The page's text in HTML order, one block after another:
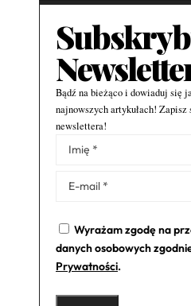
Bądź na bieżąco i dowiaduj się
najnowszych artykułach! Zapisz
newslettera!
Wyrażam zgodę na
danych osobowych
Prywatności.
Alternative: